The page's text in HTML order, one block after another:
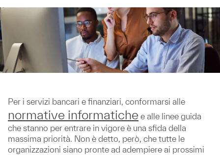
Per i servizi bancari e finanziari, conformarsi alle
normative informatiche e alle linee guida
che stanno per entrare in vigore è una sfida della
massima priorità. Non è detto, però, che tutte le
organizzazioni siano pronte ad adempiere ai prossimi